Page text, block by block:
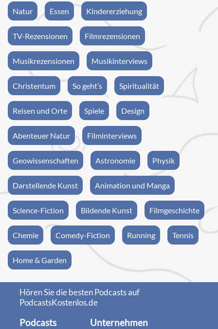
Natur Essen Kindererziehung
TV-Rezensionen Filmrezensionen
Musikrezensionen Musikinterviews
Christentum So geht’s Spiritualität
Reisen und Orte Spiele Design
Abenteuer Natur Filminterviews
Geowissenschaften Astronomie Physik
Darstellende Kunst Animation und Manga
Science-Fiction Bildende Kunst Filmgeschichte
Chemie Comedy-Fiction Running Tennis
Home & Garden
Hören Sie die besten Podcasts auf
PodcastsKostenlos.de
Podcasts Unternehmen